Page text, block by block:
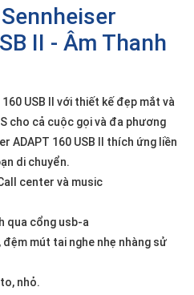
II - Âm Thanh
USB II với thiết kế đẹp mắt và
cho cả cuộc gọi và đa phương
ADAPT 160 USB II thích ứng liền
di chuyển.
center và music
qua cổng usb-a
mút tai nghe nhẹ nhàng sử
nhỏ.